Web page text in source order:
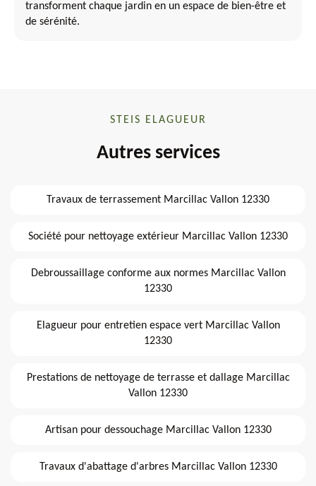
transforment chaque jardin en un espace de bien-être et
de sérénité.
STEIS ELAGUEUR
Autres services
Travaux de terrassement Marcillac Vallon 12330
Société pour nettoyage extérieur Marcillac Vallon 12330
Debroussaillage conforme aux normes Marcillac Vallon
12330
Elagueur pour entretien espace vert Marcillac Vallon
12330
Prestations de nettoyage de terrasse et dallage Marcillac
Vallon 12330
Artisan pour dessouchage Marcillac Vallon 12330
Travaux d'abattage d'arbres Marcillac Vallon 12330